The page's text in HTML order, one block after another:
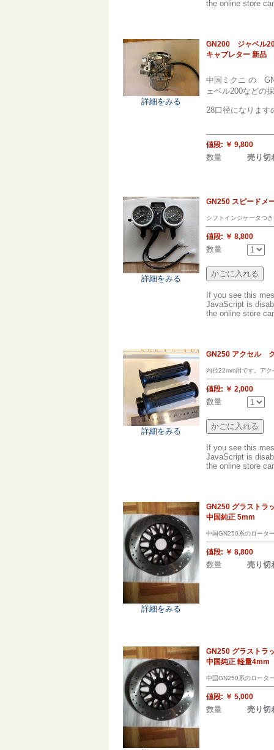
the online store
詳細をみる
GN200 ジャベル
キャブレター 新
中国ミクニ の
ェベル200などの
28口径になります
値段: ￥ 9,800
数量 売り切
詳細をみる
GN250 スピード
シフトインジケータつ
値段: ￥ 8,800
数量
If you see this
JavaScript is
the online store
詳細をみる
GN250 アクセル
内径22mm用です。ア
値段: ￥ 2,000
数量
If you see this
JavaScript is
the online store
詳細をみる
GN250 グラストラ
中国純正 5mm
中国GN250系のロータ
値段: ￥ 8,800
数量 売り切
GN250 グラストラ
中国純正 軽量4mm
中国GN250系のロータ
値段: ￥ 5,000
数量 売り切